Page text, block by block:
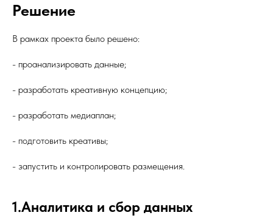
Решение
В рамках проекта было решено:
- проанализировать данные;
- разработать креативную концепцию;
- разработать медиаплан;
- подготовить креативы;
- запустить и контролировать размещения.
1.Аналитика и сбор данных